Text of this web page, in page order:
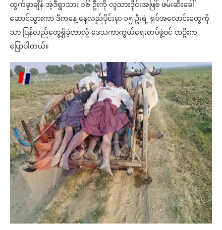
ထွက်ခွာချိန် အဲ့ဒီရွာသား ၁၆ ဦးကို လူသားဒိုင်းအဖြစ် ဖမ်းဆီးခေါ်
ဆောင်သွားကာ ဒီကနေ့ နေ့လည်ပိုင်းမှာ ၁၅ ဦးရဲ့ ရုပ်အလောင်းတွေကို
သာ ပြန်လည်တွေ့ရှိခဲ့တာလို့ ဒေသကာကွယ်ရေးတပ်ဖွဲ့ဝင် တဦးက
ပြောပါတယ်။